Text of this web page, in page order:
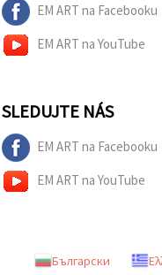
EM ART na Facebooku
EM ART na YouTube
SLEDUJTE NÁS
EM ART na Facebooku
EM ART na YouTube
Български